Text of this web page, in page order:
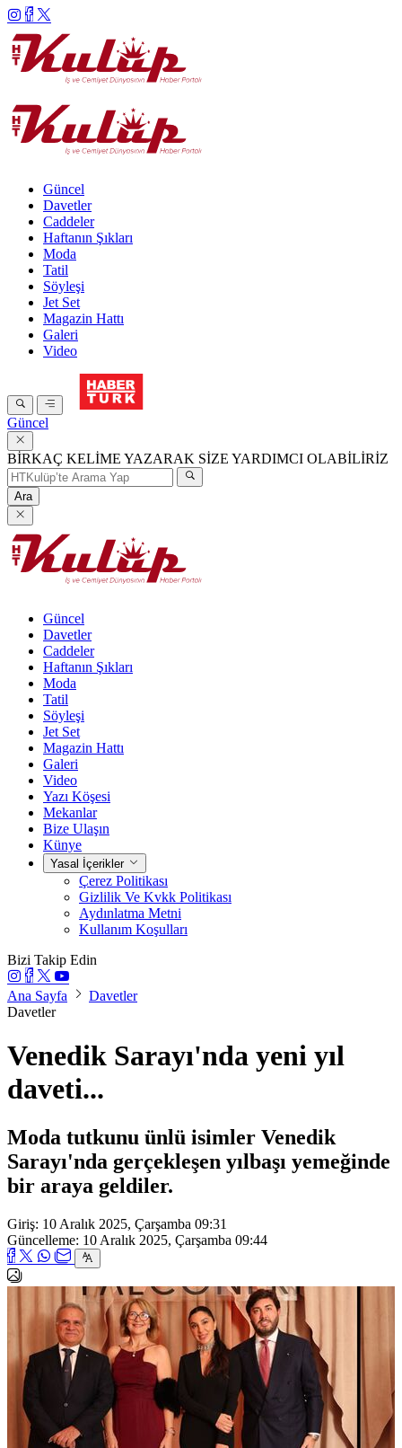
Güncel
Davetler
Caddeler
Haftanın Şıkları
Moda
Tatil
Söyleşi
Jet Set
Magazin Hattı
Galeri
Video
Güncel
BİRKAÇ KELİME YAZARAK SİZE YARDIMCI OLABİLİRİZ
Ara
Güncel
Davetler
Caddeler
Haftanın Şıkları
Moda
Tatil
Söyleşi
Jet Set
Magazin Hattı
Galeri
Video
Yazı Köşesi
Mekanlar
Bize Ulaşın
Künye
Yasal İçerikler
Çerez Politikası
Gizlilik Ve Kvkk Politikası
Aydınlatma Metni
Kullanım Koşulları
Bizi Takip Edin
Ana Sayfa
Davetler
Davetler
Venedik Sarayı'nda yeni yıl
daveti...
Moda tutkunu ünlü isimler Venedik
Sarayı'nda gerçekleşen yılbaşı yemeğinde
bir araya geldiler.
Giriş: 10 Aralık 2025, Çarşamba 09:31
Güncelleme: 10 Aralık 2025, Çarşamba 09:44